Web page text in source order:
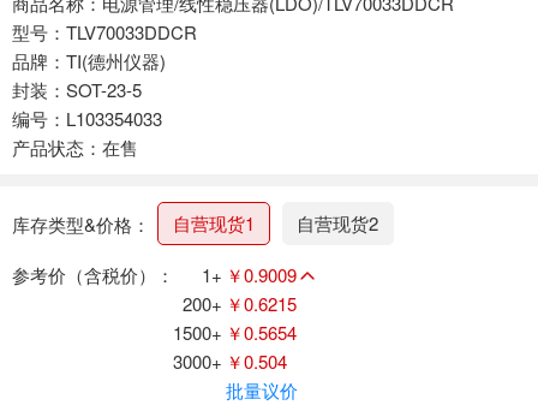
型号：TLV70033DDCR
品牌：TI(德州仪器)
封装：SOT-23-5
编号：L103354033
产品状态：在售
库存类型&价格： 自营现货1 自营现货2
参考价（含税价）： 1+ ￥0.9009
200+ ￥0.6215
1500+ ￥0.5654
3000+ ￥0.504
批量议价